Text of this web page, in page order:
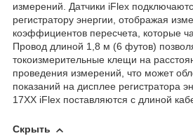
измерений. Датчики iFlex
регистратору энергии, отображая
коэффициентов пересчета, которые
Провод длиной 1,8 м (6 футов)
токоизмерительные клещи на
проведения измерений, что может
показаний на дисплее регистратора
17XX iFlex поставляются с длиной
Скрыть